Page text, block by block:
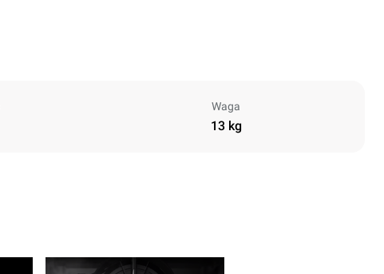
Waga
13 kg